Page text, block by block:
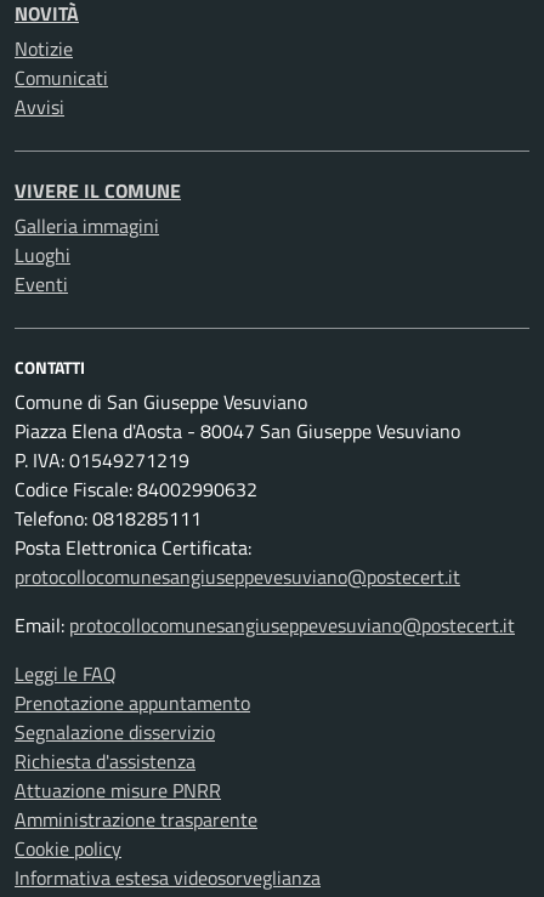
NOVITÀ
Notizie
Comunicati
Avvisi
VIVERE IL COMUNE
Galleria immagini
Luoghi
Eventi
CONTATTI
Comune di San Giuseppe Vesuviano
Piazza Elena d'Aosta - 80047 San Giuseppe Vesuviano
P. IVA: 01549271219
Codice Fiscale: 84002990632
Telefono: 0818285111
Posta Elettronica Certificata:
protocollocomunesangiuseppevesuviano@postecert.it
Email: protocollocomunesangiuseppevesuviano@postecert.it
Leggi le FAQ
Prenotazione appuntamento
Segnalazione disservizio
Richiesta d'assistenza
Attuazione misure PNRR
Amministrazione trasparente
Cookie policy
Informativa estesa videosorveglianza